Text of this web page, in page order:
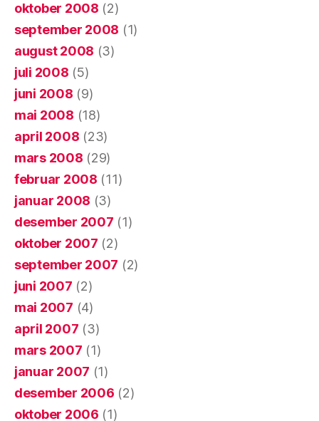
oktober 2008 (2)
september 2008 (1)
august 2008 (3)
juli 2008 (5)
juni 2008 (9)
mai 2008 (18)
april 2008 (23)
mars 2008 (29)
februar 2008 (11)
januar 2008 (3)
desember 2007 (1)
oktober 2007 (2)
september 2007 (2)
juni 2007 (2)
mai 2007 (4)
april 2007 (3)
mars 2007 (1)
januar 2007 (1)
desember 2006 (2)
oktober 2006 (1)